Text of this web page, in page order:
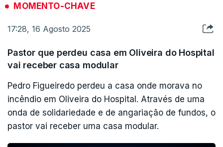
MOMENTO-CHAVE
17:28, 16 Agosto 2025
Pastor que perdeu casa em Oliveira do Hospital
vai receber casa modular
Pedro Figueiredo perdeu a casa onde morava no
incêndio em Oliveira do Hospital. Através de uma
onda de solidariedade e de angariação de fundos, o
pastor vai receber uma casa modular.